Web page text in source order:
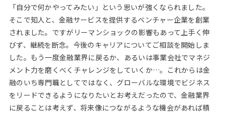
「自分で何かやってみたい」という思いが強くなられました。
そこで知人と、金融サービスを提供するベンチャー企業を創業
されました。ですがリーマンショックの影響もあって上手く伸
びず、継続を断念。今後のキャリアについてご相談を開始しま
した。もう一度金融業界に戻るか、あるいは事業会社でマネジ
メント力を磨くべくチャレンジをしていくか…。これからは金
融のいち専門職としてではなく、グローバルな環境でビジネス
をリードできるようになりたいとお考えだったので、金融業界
に戻ることは考えず、将来像につながるような機会があれば積